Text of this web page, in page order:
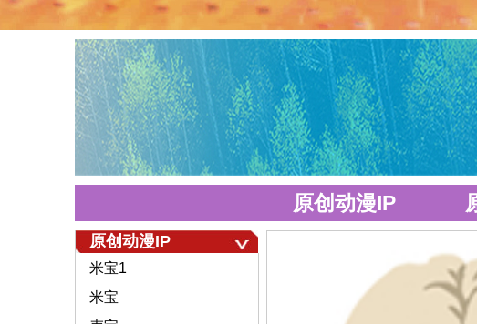
原创动漫IP
原创动漫IP
米宝1
米宝